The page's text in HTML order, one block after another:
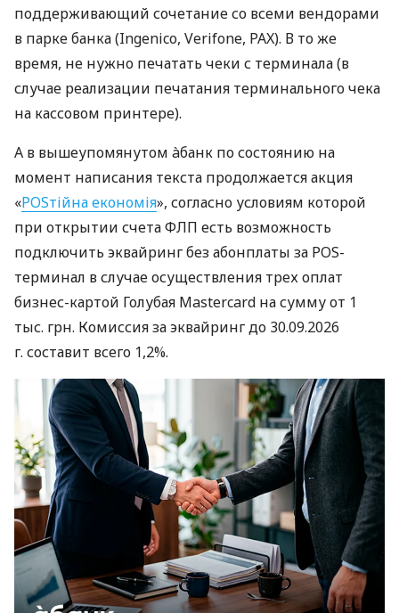
поддерживающий сочетание со всеми вендорами
в парке банка (Ingenico, Verifone, PAX). В то же
время, не нужно печатать чеки с терминала (в
случае реализации печатания терминального чека
на кассовом принтере).
А в вышеупомянутом àбанк по состоянию на
момент написания текста продолжается акция
«POSтійна економія», согласно условиям которой
при открытии счета ФЛП есть возможность
подключить эквайринг без абонплаты за POS-
терминал в случае осуществления трех оплат
бизнес-картой Голубая Mastercard на сумму от 1
тыс. грн. Комиссия за эквайринг до 30.09.2026
г. составит всего 1,2%.